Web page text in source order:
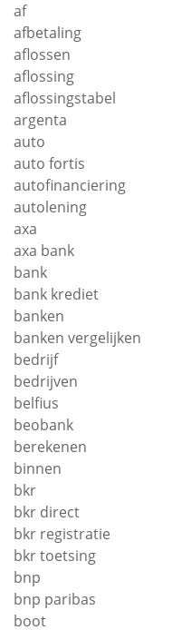
af
afbetaling
aflossen
aflossing
aflossingstabel
argenta
auto
auto fortis
autofinanciering
autolening
axa
axa bank
bank
bank krediet
banken
banken vergelijken
bedrijf
bedrijven
belfius
beobank
berekenen
binnen
bkr
bkr direct
bkr registratie
bkr toetsing
bnp
bnp paribas
boot